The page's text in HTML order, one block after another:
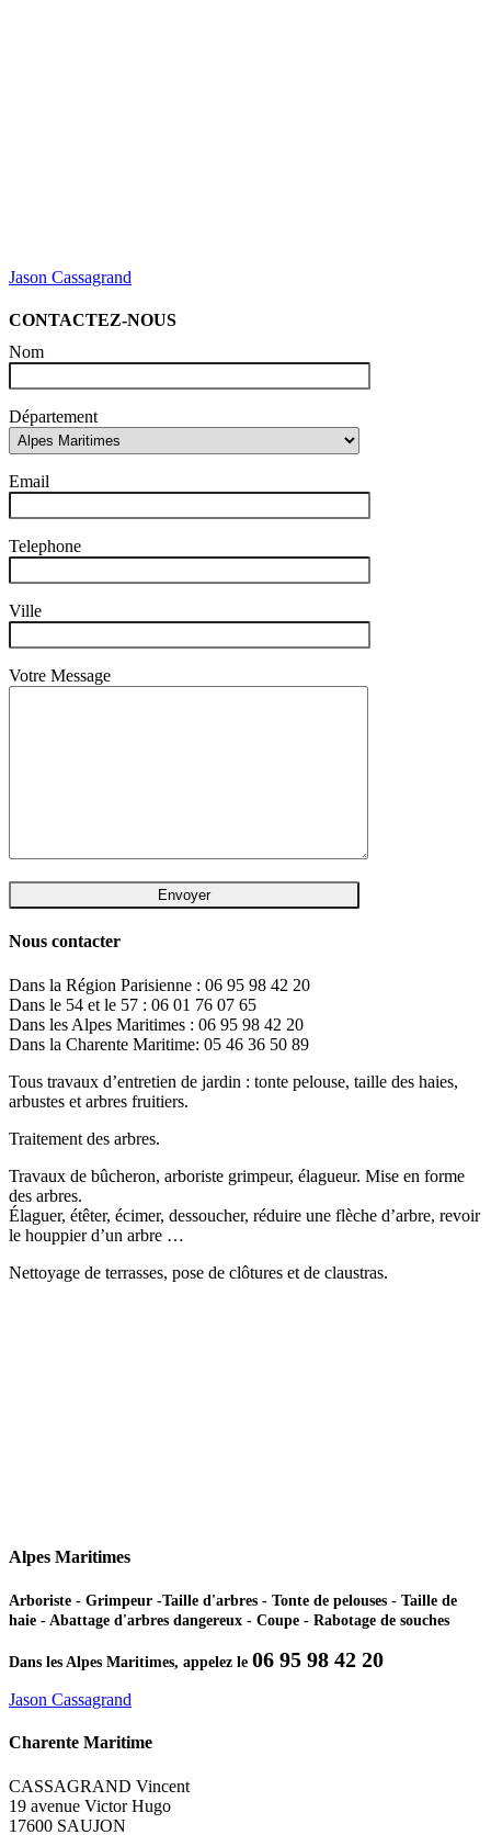
Jason Cassagrand
CONTACTEZ-NOUS
Nom
Département
Email
Telephone
Ville
Votre Message
Nous contacter
Dans la Région Parisienne : 06 95 98 42 20
Dans le 54 et le 57 : 06 01 76 07 65
Dans les Alpes Maritimes : 06 95 98 42 20
Dans la Charente Maritime: 05 46 36 50 89
Tous travaux d’entretien de jardin : tonte pelouse, taille des haies,
arbustes et arbres fruitiers.
Traitement des arbres.
Travaux de bûcheron, arboriste grimpeur, élagueur. Mise en forme
des arbres.
Élaguer, étêter, écimer, dessoucher, réduire une flèche d’arbre, revoir
le houppier d’un arbre …
Nettoyage de terrasses, pose de clôtures et de claustras.
Alpes Maritimes
Arboriste - Grimpeur -Taille d'arbres - Tonte de pelouses - Taille de
haie - Abattage d'arbres dangereux - Coupe - Rabotage de souches
Dans les Alpes Maritimes, appelez le 06 95 98 42 20
Jason Cassagrand
Charente Maritime
CASSAGRAND Vincent
19 avenue Victor Hugo
17600 SAUJON